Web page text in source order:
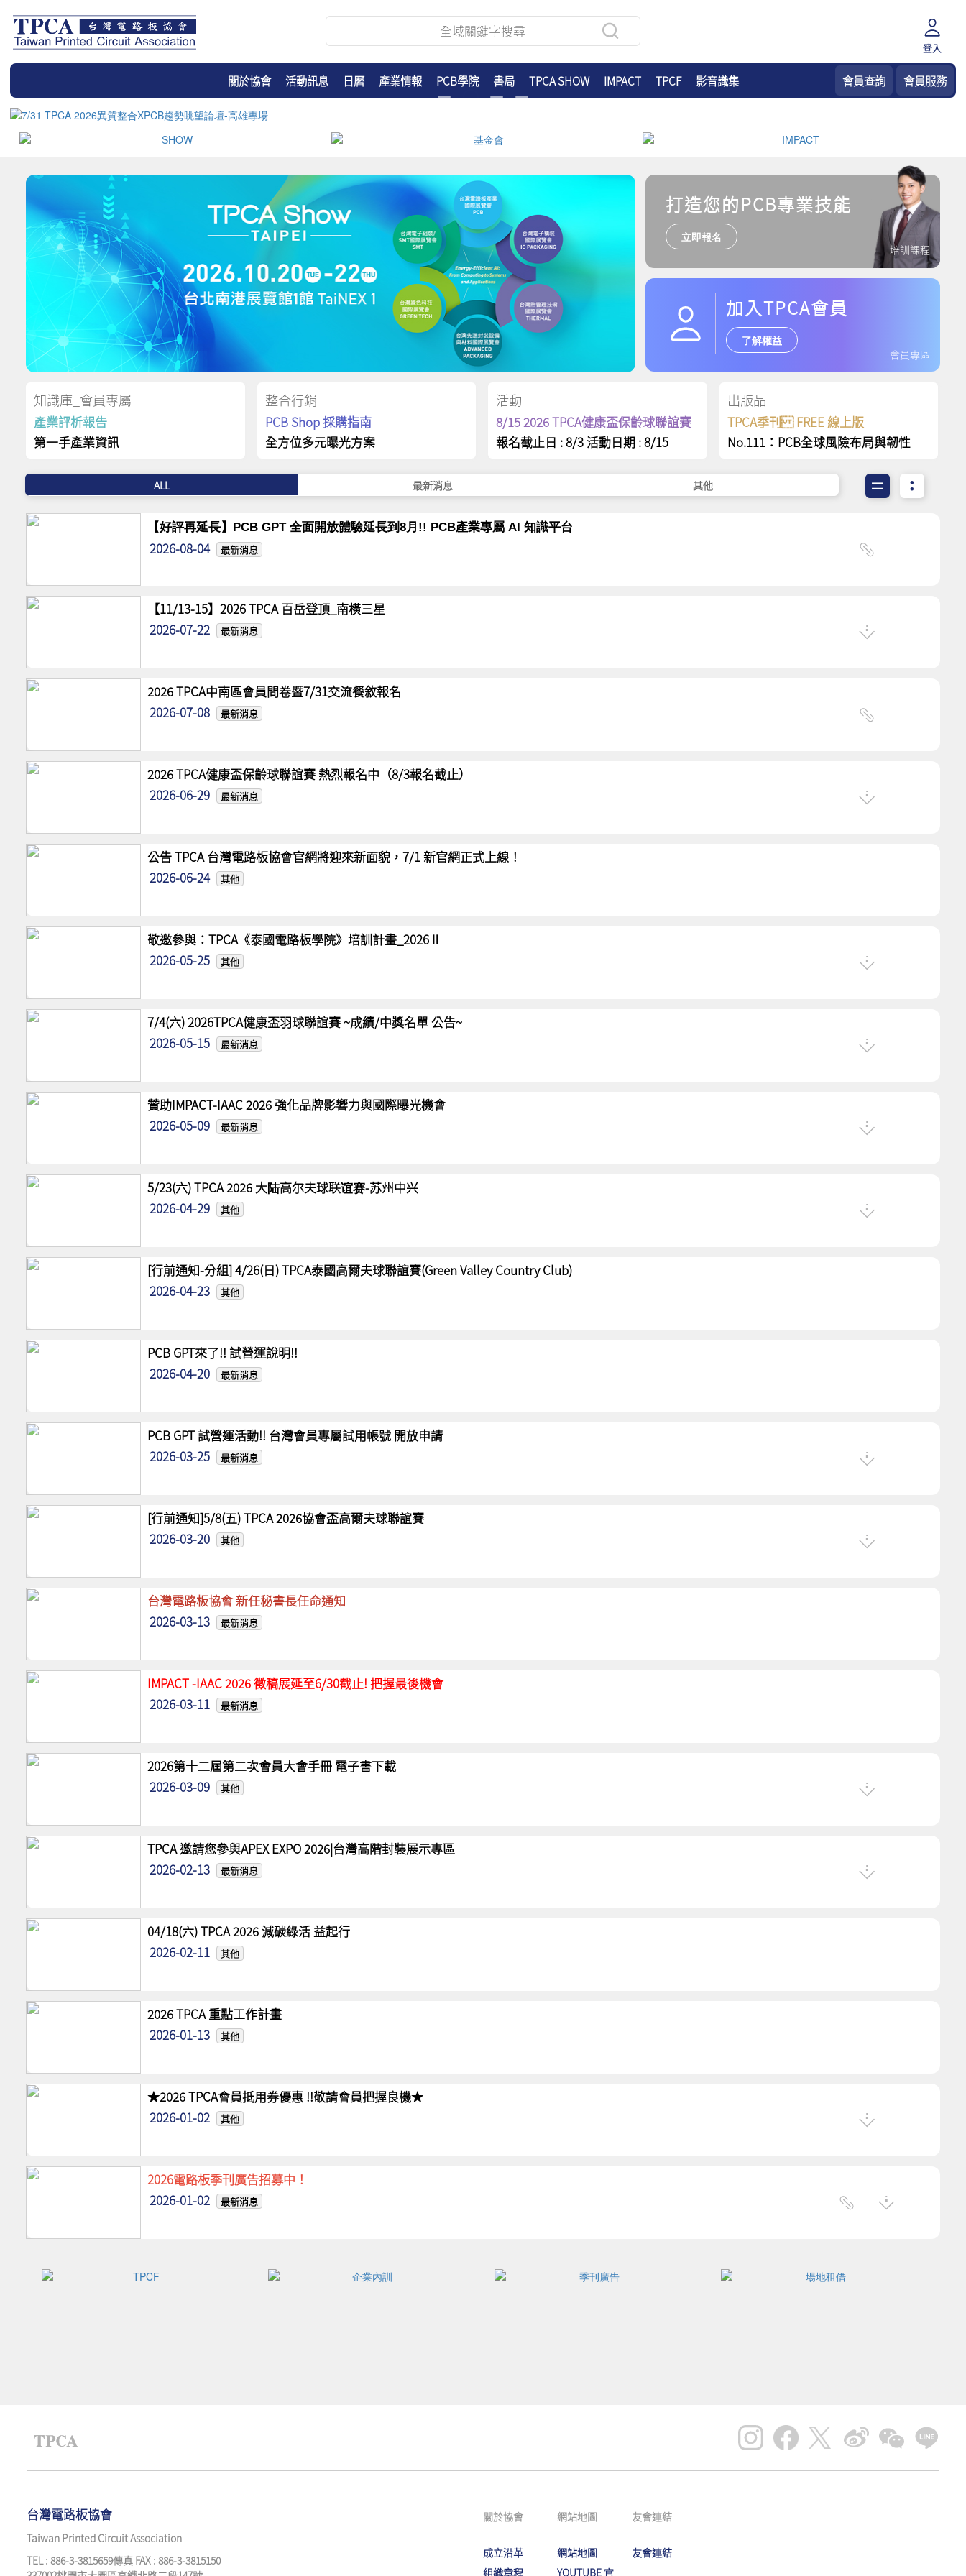
登入
關於協會 活動訊息 日曆 產業情報 PCB學院 書局 TPCA SHOW IMPACT TPCF 影音識集 會員查詢 會員服務
培訓課程
打造您的PCB專業技能
立即報名
加入TPCA會員
了解權益
會員專區
知識庫_會員專屬
產業評析報告
第一手產業資訊
整合行銷
PCB Shop 採購指南
全方位多元曝光方案
活動
8/15 2026 TPCA健康盃保齡球聯誼賽
報名截止日 : 8/3 活動日期 : 8/15
出版品
TPCA季刊 FREE 線上版
No.111：PCB全球風險布局與韌性
ALL 最新消息 其他
【好評再延長】PCB GPT 全面開放體驗延長到8月!! PCB產業專屬 AI 知識平台
2026-08-04 最新消息
【11/13-15】2026 TPCA 百岳登頂_南橫三星
2026-07-22
最新消息
2026 TPCA中南區會員問卷暨7/31交流餐敘報名
2026-07-08
最新消息
2026 TPCA健康盃保齡球聯誼賽 熱烈報名中（8/3報名截止）
2026-06-29
最新消息
公告 TPCA 台灣電路板協會官網將迎來新面貌，7/1 新官網正式上線！
2026-06-24
其他
敬邀參與：TPCA《泰國電路板學院》培訓計畫_2026Ⅱ
2026-05-25
其他
7/4(六) 2026TPCA健康盃羽球聯誼賽 ~成績/中獎名單 公告~
2026-05-15
最新消息
贊助IMPACT-IAAC 2026 強化品牌影響力與國際曝光機會
2026-05-09
最新消息
5/23(六) TPCA 2026 大陆高尔夫球联谊赛-苏州中兴
2026-04-29
其他
[行前通知-分組] 4/26(日) TPCA泰國高爾夫球聯誼賽(Green Valley Country Club)
2026-04-23
其他
PCB GPT來了!! 試營運說明!!
2026-04-20
最新消息
PCB GPT 試營運活動!! 台灣會員專屬試用帳號 開放申請
2026-03-25
最新消息
[行前通知]5/8(五) TPCA 2026協會盃高爾夫球聯誼賽
2026-03-20
其他
台灣電路板協會 新任秘書長任命通知
2026-03-13
最新消息
IMPACT -IAAC 2026 徵稿展延至6/30截止! 把握最後機會
2026-03-11
最新消息
2026第十二屆第二次會員大會手冊 電子書下載
2026-03-09
其他
TPCA 邀請您參與APEX EXPO 2026|台灣高階封裝展示專區
2026-02-13
最新消息
04/18(六) TPCA 2026 減碳綠活 益起行
2026-02-11
其他
2026 TPCA 重點工作計畫
2026-01-13
其他
★2026 TPCA會員抵用券優惠 !!敬請會員把握良機★
2026-01-02
其他
2026電路板季刊廣告招募中！
2026-01-02
最新消息
台灣電路板協會
Taiwan Printed Circuit Association
TEL : 886-3-3815659傳真 FAX : 886-3-3815150
關於協會
成立沿革
組織章程
網站地圖
網站地圖
YOUTUBE 官
友會連結
友會連結